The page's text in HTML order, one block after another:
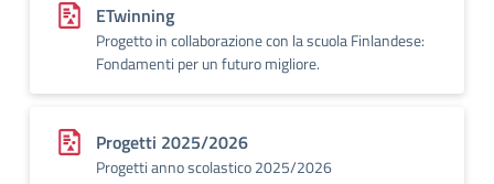
ETwinning
Progetto in collaborazione con la scuola Finlandese:
Fondamenti per un futuro migliore.
Progetti 2025/2026
Progetti anno scolastico 2025/2026